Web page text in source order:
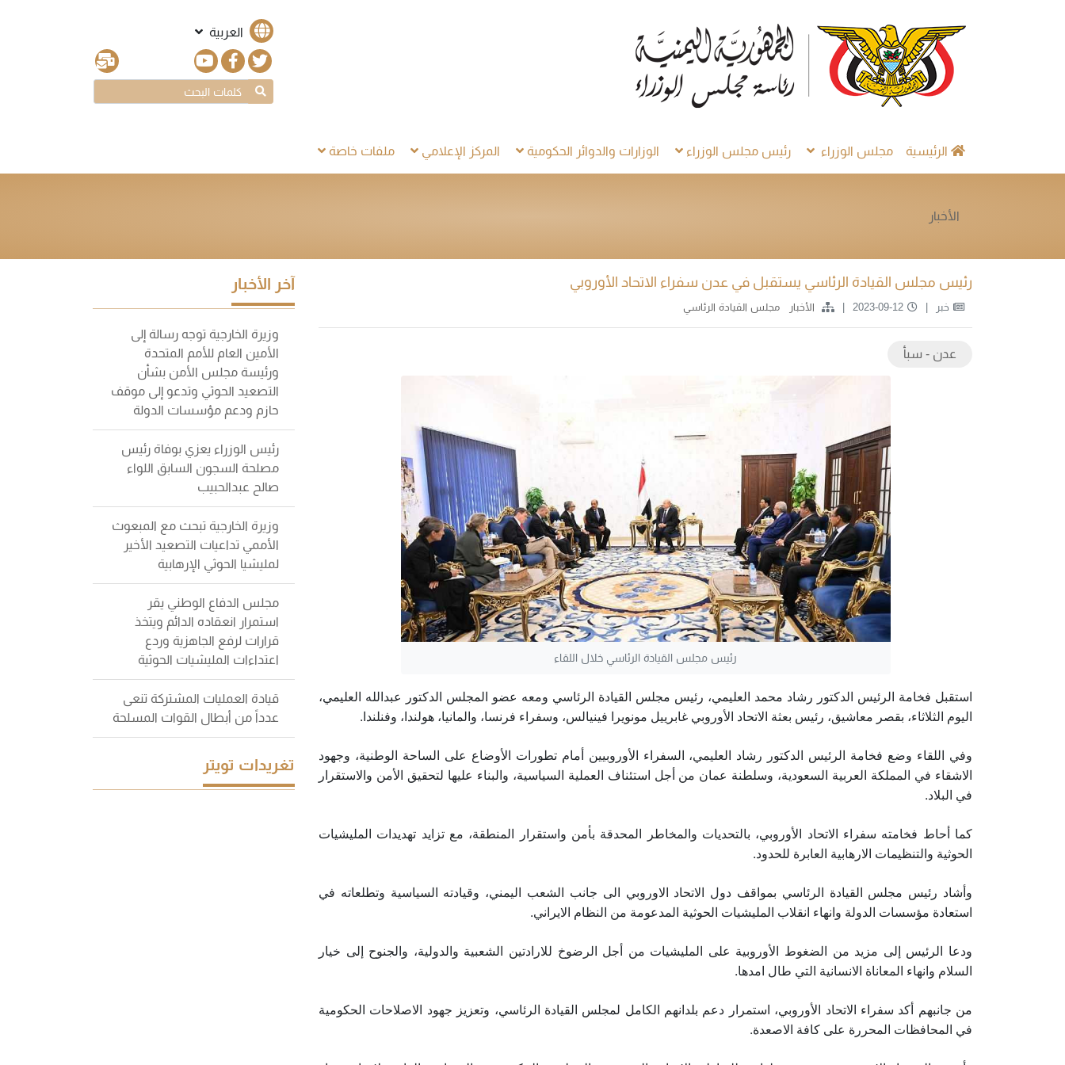
العربية
الرئيسية مجلس الوزراء رئيس مجلس الوزراء الوزارات والدوائر الحكومية المركز الإعلامي ملفات خاصة
الأخبار
رئيس مجلس القيادة الرئاسي يستقبل في عدن سفراء الاتحاد الأوروبي
خبر 2023-09-12 الأخبار مجلس القيادة الرئاسي
عدن - سبأ
رئيس مجلس القيادة الرئاسي خلال اللقاء
استقبل فخامة الرئيس الدكتور رشاد محمد العليمي، رئيس مجلس القيادة الرئاسي ومعه عضو المجلس الدكتور عبدالله العليمي،
اليوم الثلاثاء، بقصر معاشيق، رئيس بعثة الاتحاد الأوروبي غابرييل مونويرا فينيالس، وسفراء فرنسا، والمانيا، هولندا، وفنلندا.
وفي اللقاء وضع فخامة الرئيس الدكتور رشاد العليمي، السفراء الأوروبيين أمام تطورات الأوضاع على الساحة الوطنية، وجهود
الاشقاء في المملكة العربية السعودية، وسلطنة عمان من أجل استئناف العملية السياسية، والبناء عليها لتحقيق الأمن والاستقرار
في البلاد.
كما أحاط فخامته سفراء الاتحاد الأوروبي، بالتحديات والمخاطر المحدقة بأمن واستقرار المنطقة، مع تزايد تهديدات المليشيات
الحوثية والتنظيمات الارهابية العابرة للحدود.
وأشاد رئيس مجلس القيادة الرئاسي بمواقف دول الاتحاد الاوروبي الى جانب الشعب اليمني، وقيادته السياسية وتطلعاته في
استعادة مؤسسات الدولة وانهاء انقلاب المليشيات الحوثية المدعومة من النظام الايراني.
ودعا الرئيس إلى مزيد من الضغوط الأوروبية على المليشيات من أجل الرضوخ للارادتين الشعبية والدولية، والجنوح إلى خيار
السلام وانهاء المعاناة الانسانية التي طال امدها.
من جانبهم أكد سفراء الاتحاد الأوروبي، استمرار دعم بلدانهم الكامل لمجلس القيادة الرئاسي، وتعزيز جهود الاصلاحات الحكومية
في المحافظات المحررة على كافة الاصعدة.
آخر الأخبار
وزيرة الخارجية توجه رسالة إلى
الأمين العام للأمم المتحدة
ورئيسة مجلس الأمن بشأن
التصعيد الحوثي وتدعو إلى موقف
حازم ودعم مؤسسات الدولة
رئيس الوزراء يعزي بوفاة رئيس
مصلحة السجون السابق اللواء
صالح عبدالحبيب
وزيرة الخارجية تبحث مع المبعوث
الأممي تداعيات التصعيد الأخير
لمليشيا الحوثي الإرهابية
مجلس الدفاع الوطني يقر
استمرار انعقاده الدائم ويتخذ
قرارات لرفع الجاهزية وردع
اعتداءات المليشيات الحوثية
قيادة العمليات المشتركة تنعى
عدداً من أبطال القوات المسلحة
تغريدات تويتر